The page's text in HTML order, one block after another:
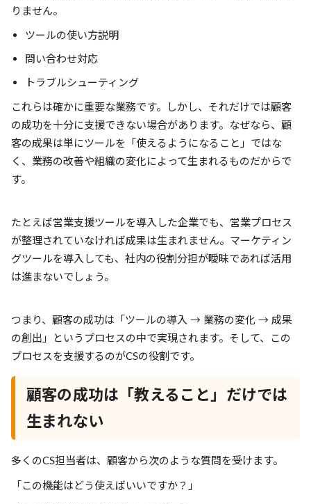
りません。
ツールの使い方説明
問い合わせ対応
トラブルシューティング
これらは確かに重要な業務です。しかし、それだけでは顧客
の成功を十分に支援できない場合があります。なぜなら、顧
客の成果は単にツールを「使えるようになること」ではな
く、業務の改善や組織の変化によって生まれるものだからで
す。
たとえば営業支援ツールを導入した企業でも、営業プロセス
が整理されていなければ成果は生まれません。マーケティン
グツールを導入しても、社内の役割分担が曖昧であれば活用
は進まないでしょう。
つまり、顧客の成功は「ツールの導入 → 業務の変化 → 成果
の創出」というプロセスの中で実現されます。そして、この
プロセスを支援するのがCSの役割です。
顧客の成功は「教えること」だけでは
生まれない
多くのCS担当者は、顧客から次のような質問を受けます。
「この機能はどう使えばいいですか？」